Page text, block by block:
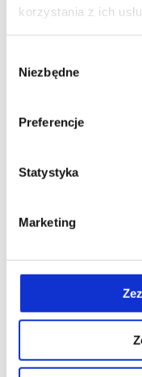
korzystania z ich
zgody
Niezbędne
Preferencje
Statystyka
Marketing
senny i jak